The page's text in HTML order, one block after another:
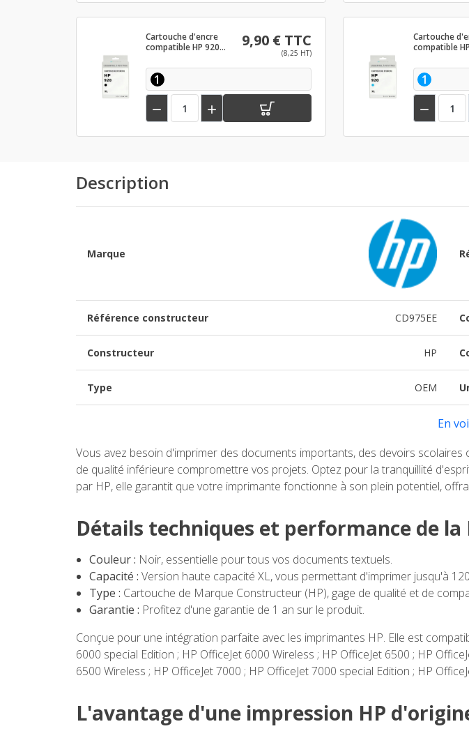
Cartouche d'encre
compatible HP 920
9,90 € TTC
(8,25 HT)
1
 
Cartouche
compatible
1

Description
Marque
Référence constructeur CD975EE
Constructeur HP
Type OEM
En
Vous avez besoin d'imprimer des documents importants, des devoirs
de qualité inférieure compromettre vos projets. Optez pour la tranquillité
par HP, elle garantit que votre imprimante fonctionne à son plein potentiel,
Détails techniques et performance de la
Couleur : Noir, essentielle pour tous vos documents textuels.
Capacité : Version haute capacité XL, vous permettant d'imprimer jusqu'à
Type : Cartouche de Marque Constructeur (HP), gage de qualité et de
Garantie : Profitez d'une garantie de 1 an sur le produit.
Conçue pour une intégration parfaite avec les imprimantes HP. Elle est
6000 special Edition ; HP OfficeJet 6000 Wireless ; HP OfficeJet 6500 ; HP
6500 Wireless ; HP OfficeJet 7000 ; HP OfficeJet 7000 special Edition ; HP
L'avantage d'une impression HP